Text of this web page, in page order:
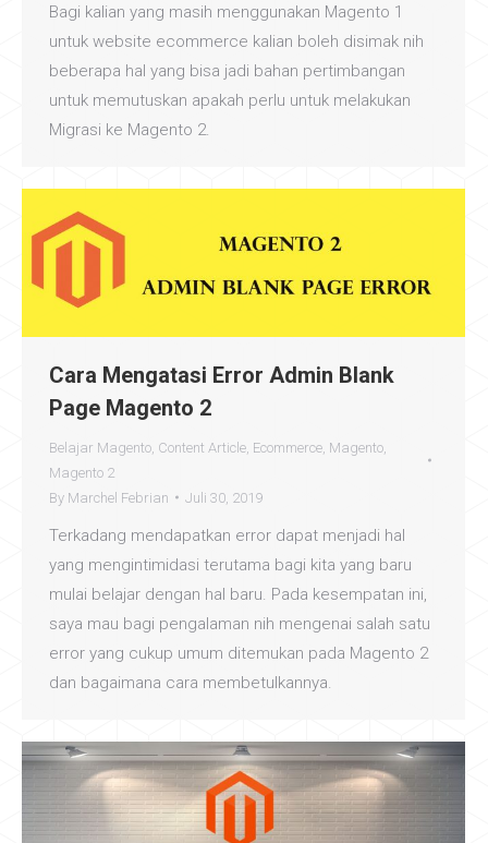
Bagi kalian yang masih menggunakan Magento 1
untuk website ecommerce kalian boleh disimak nih
beberapa hal yang bisa jadi bahan pertimbangan
untuk memutuskan apakah perlu untuk melakukan
Migrasi ke Magento 2.
Cara Mengatasi Error Admin Blank
Page Magento 2
Belajar Magento Content Article Ecommerce Magento
Magento 2
By Marchel Febrian Juli 30, 2019
Terkadang mendapatkan error dapat menjadi hal
yang mengintimidasi terutama bagi kita yang baru
mulai belajar dengan hal baru. Pada kesempatan ini,
saya mau bagi pengalaman nih mengenai salah satu
error yang cukup umum ditemukan pada Magento 2
dan bagaimana cara membetulkannya.